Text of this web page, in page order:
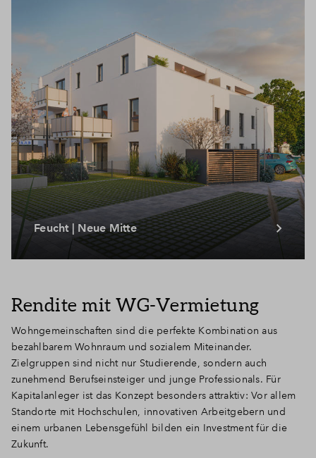
Feucht | Neue Mitte
Rendite mit WG-Vermietung
Wohngemeinschaften sind die perfekte Kombination aus
bezahlbarem Wohnraum und sozialem Miteinander.
Zielgruppen sind nicht nur Studierende, sondern auch
zunehmend Berufseinsteiger und junge Professionals. Für
Kapitalanleger ist das Konzept besonders attraktiv: Vor allem
Standorte mit Hochschulen, innovativen Arbeitgebern und
einem urbanen Lebensgefühl bilden ein Investment für die
Zukunft.